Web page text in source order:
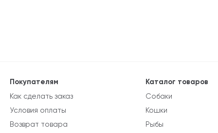
Каталог товаров
Собаки
Кошки
Рыбы
Покупателям
Как сделать заказ
Условия оплаты
Возврат товара